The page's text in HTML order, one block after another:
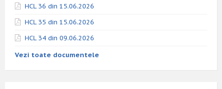
HCL 36 din 15.06.2026
HCL 35 din 15.06.2026
HCL 34 din 09.06.2026
Vezi toate documentele